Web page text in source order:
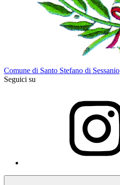
Comune di Santo Stefano di Sessanio
Seguici su